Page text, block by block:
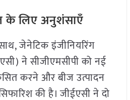
के लिए अनुशंसाएँ
जेनेटिक इंजीनियरिंग
ने सीजीएमसीपी को नई
करने और बीज उत्पादन
की है। जीईएसी ने दो